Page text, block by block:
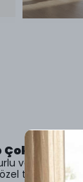
Çok
ve keyifli
tasarım,